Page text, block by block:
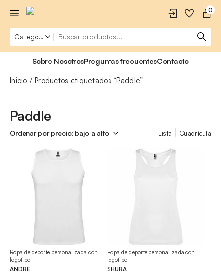
0
Sobre NosotrosPreguntas frecuentesContacto
Inicio Productos etiquetados “Paddle”
Paddle
Lista Cuadrícula
Ropa de deporte personalizada con
logotipo
ANDRE
Ropa de deporte personalizada con
logotipo
SHURA